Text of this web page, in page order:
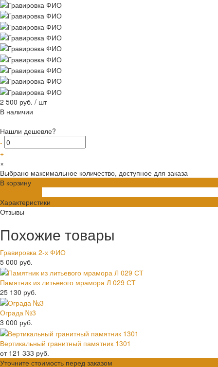
2 500 руб. / шт
В наличии
Нашли дешевле?
-
+
×
Выбрано максимальное количество, доступное для заказа
В корзину
Характеристики
Отзывы
Похожие товары
Гравировка 2-х ФИО
5 000 руб.
Памятник из литьевого мрамора Л 029 СТ
25 130 руб.
Ограда №3
3 000 руб.
Вертикальный гранитный памятник 1301
от 121 333 руб.
Уточните стоимость перед заказом